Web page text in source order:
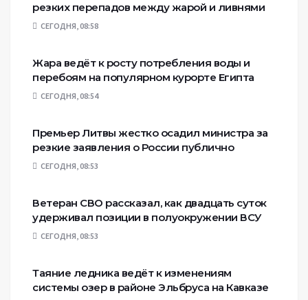
резких перепадов между жарой и ливнями
СЕГОДНЯ, 08:58
Жара ведёт к росту потребления воды и
перебоям на популярном курорте Египта
СЕГОДНЯ, 08:54
Премьер Литвы жестко осадил министра за
резкие заявления о России публично
СЕГОДНЯ, 08:53
Ветеран СВО рассказал, как двадцать суток
удерживал позиции в полуокружении ВСУ
СЕГОДНЯ, 08:53
Таяние ледника ведёт к изменениям
системы озер в районе Эльбруса на Кавказе